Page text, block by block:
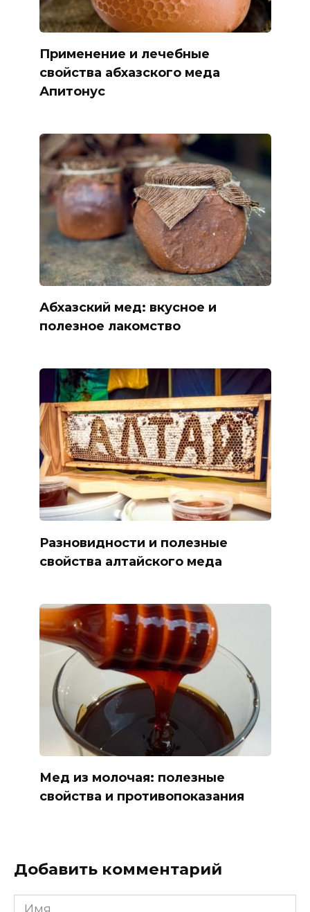
Применение и лечебные
свойства абхазского меда
Апитонус
Абхазский мед: вкусное и
полезное лакомство
Разновидности и полезные
свойства алтайского меда
Мед из молочая: полезные
свойства и противопоказания
Добавить комментарий
Имя